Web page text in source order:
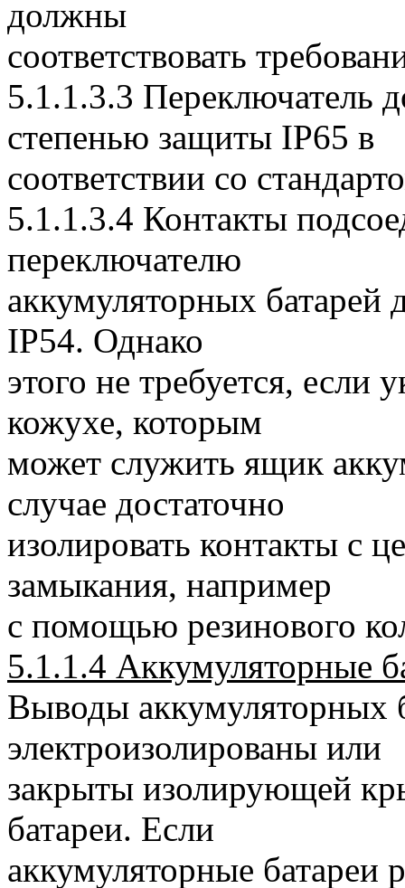
должны
соответствовать
5.1.1.3.3 Переключатель
степенью защиты IP65 в
соответствии со
5.1.1.3.4 Контакты
переключателю
аккумуляторных
IP54. Однако
этого не требуется, если
кожухе, которым
может служить ящик
случае достаточно
изолировать контакты с
замыкания, например
с помощью резинового
5.1.1.4 Аккумуляторные
Выводы аккумуляторных
электроизолированы или
закрыты изолирующей
батареи. Если
аккумуляторные батареи